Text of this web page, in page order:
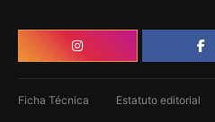
Ficha Técnica Estatuto editorial